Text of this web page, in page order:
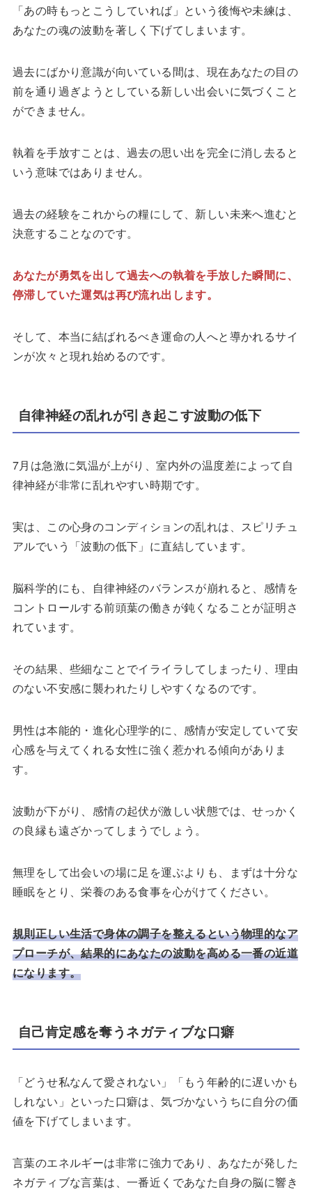
「あの時もっとこうしていれば」という後悔や未練は、
あなたの魂の波動を著しく下げてしまいます。
過去にばかり意識が向いている間は、現在あなたの目の
前を通り過ぎようとしている新しい出会いに気づくこと
ができません。
執着を手放すことは、過去の思い出を完全に消し去ると
いう意味ではありません。
過去の経験をこれからの糧にして、新しい未来へ進むと
決意することなのです。
あなたが勇気を出して過去への執着を手放した瞬間に、
停滞していた運気は再び流れ出します。
そして、本当に結ばれるべき運命の人へと導かれるサイ
ンが次々と現れ始めるのです。
自律神経の乱れが引き起こす波動の低下
7月は急激に気温が上がり、室内外の温度差によって自
律神経が非常に乱れやすい時期です。
実は、この心身のコンディションの乱れは、スピリチュ
アルでいう「波動の低下」に直結しています。
脳科学的にも、自律神経のバランスが崩れると、感情を
コントロールする前頭葉の働きが鈍くなることが証明さ
れています。
その結果、些細なことでイライラしてしまったり、理由
のない不安感に襲われたりしやすくなるのです。
男性は本能的・進化心理学的に、感情が安定していて安
心感を与えてくれる女性に強く惹かれる傾向がありま
す。
波動が下がり、感情の起伏が激しい状態では、せっかく
の良縁も遠ざかってしまうでしょう。
無理をして出会いの場に足を運ぶよりも、まずは十分な
睡眠をとり、栄養のある食事を心がけてください。
規則正しい生活で身体の調子を整えるという物理的なア
プローチが、結果的にあなたの波動を高める一番の近道
になります。
自己肯定感を奪うネガティブな口癖
「どうせ私なんて愛されない」「もう年齢的に遅いかも
しれない」といった口癖は、気づかないうちに自分の価
値を下げてしまいます。
言葉のエネルギーは非常に強力であり、あなたが発した
ネガティブな言葉は、一番近くであなた自身の脳に響き